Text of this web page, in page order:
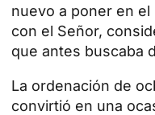
nuevo a poner en
con el Señor,
que antes buscaba
La ordenación de
convirtió en una